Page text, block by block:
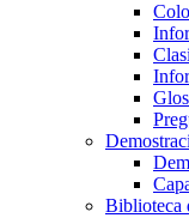
Biblioteca